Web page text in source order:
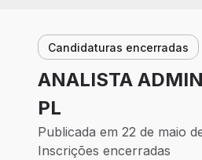
Candidaturas encerradas
ANALISTA
PL
Publicada em 22 de maio
Inscrições encerradas